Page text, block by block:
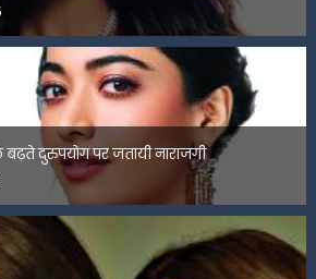
दुरुपयोग पर जतायी नाराजगी